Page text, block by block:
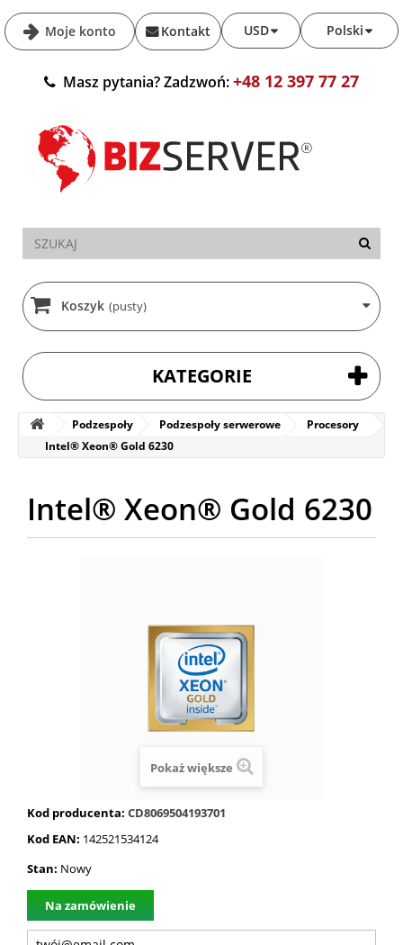
Moje konto Polski
USD
Kontakt
Masz pytania? Zadzwoń:+48 12 397 77 27
Koszyk (pusty)
KATEGORIE
Podzespoły Podzespoły serwerowe
Procesory
Intel® Xeon® Gold 6230
Intel® Xeon® Gold 6230
Pokaż większe
Kod producenta: CD8069504193701
Kod EAN: 142521534124
Stan: Nowy
Na zamówienie